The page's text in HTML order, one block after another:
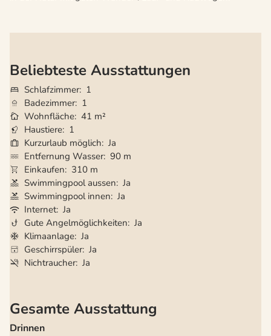
Beliebteste Ausstattungen
Schlafzimmer 1
Badezimmer 1
Wohnfläche 41 m²
Haustiere 1
Kurzurlaub möglich Ja
Entfernung Wasser 90 m
Einkaufen
310 m
Swimmingpool aussen Ja
Swimmingpool innen Ja
Internet Ja
Gute Angelmöglichkeiten Ja
Klimaanlage Ja
Geschirrspüler Ja
Nichtraucher Ja
Gesamte Ausstattung
Drinnen